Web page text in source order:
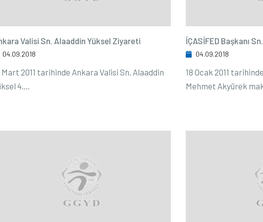
Valisi Sn. Alaaddin Yüksel Ziyareti
04.09.2018
Mart 2011 tarihinde Ankara Valisi Sn. Alaaddin
4....
İÇASİFED Başkanı
04.09.2018
18 Ocak 2011
Mehmet Akyürek